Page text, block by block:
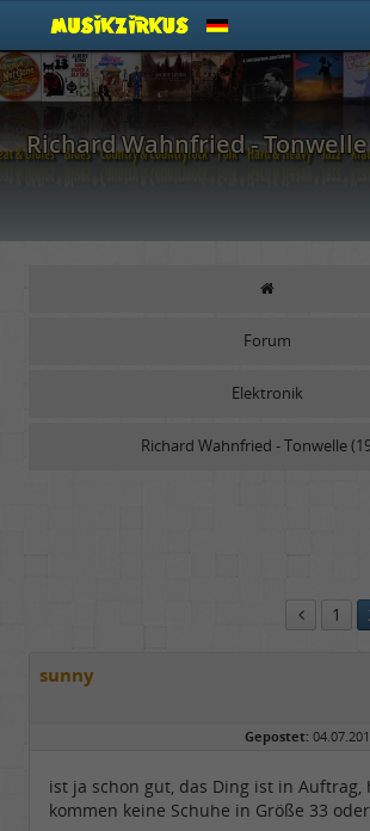
Richard Wahnfried - Tonwelle
Forum
Elektronik
Richard Wahnfried - Tonwelle
1
sunny
Gepostet:
ist ja schon gut, das Ding ist in Auftrag,
kommen keine Schuhe in Größe 33